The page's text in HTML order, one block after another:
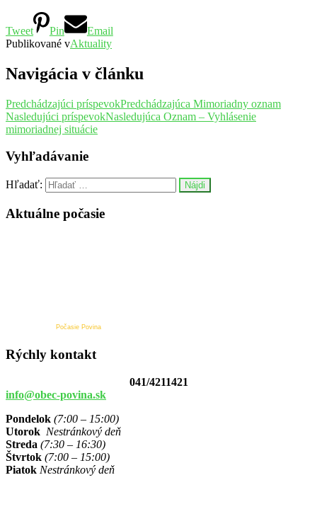
Tweet Pin
Email
Publikované vAktuality
Navigácia v článku
Predchádzajúci príspevokPredchádzajúca Mimoriadny oznam
Nasledujúci príspevokNasledujúca Oznam – Vyhlásenie
mimoriadnej situácie
Vyhľadávanie
Hľadať:
Aktuálne počasie
Počasie Povina
Rýchly kontakt
041/4211421
info@obec-povina.sk
Pondelok (7:00 – 15:00)
Utorok Nestránkový deň
Streda (7:30 – 16:30)
Štvrtok (7:00 – 15:00)
Piatok Nestránkový deň